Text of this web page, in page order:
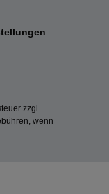
zzgl.
wenn